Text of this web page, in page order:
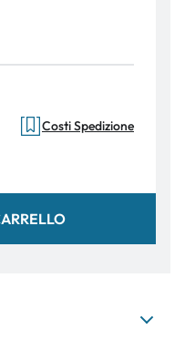
Costi Spedizione